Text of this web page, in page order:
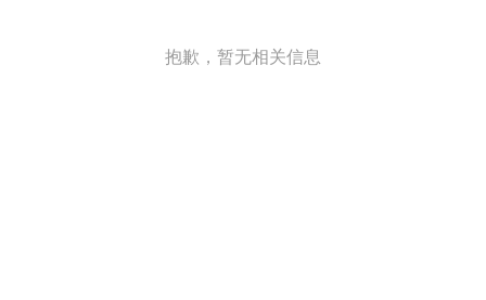
抱歉，暂无相关信息